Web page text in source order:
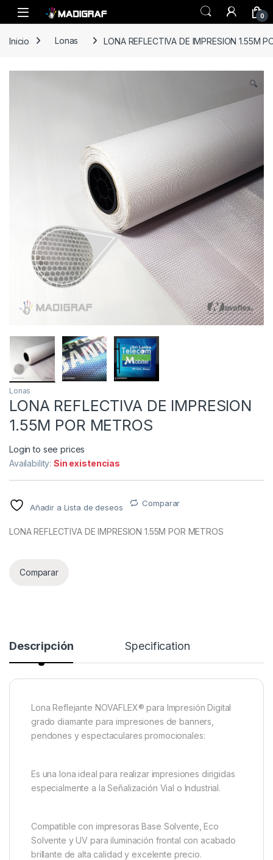
Skip to navigation
Skip to content
0
Inicio Lonas LONA REFLECTIVA DE IMPRESION 1.55M
🔍
Lonas
LONA REFLECTIVA DE IMPRESION
1.55M POR METROS
Login to see prices
Availability:Sin existencias
Añadir a Lista de deseos Comparar
LONA REFLECTIVA DE IMPRESION 1.55M POR METROS
Comparar
Descripción Specification
Lona Reflejante NOVAFLEX® para Impresión Digital
grado diamante para impresiones de banners,
pendones y espectaculares promocionales:
Es una lona ideal para realizar impresiones dirigidas
especialmente a la Señalización Vial o Industrial.
Compatible con impresoras Base Solvente, Eco
Solvente y UV para iluminación frontal con acabado
brillante de alta calidad y excelente precio.